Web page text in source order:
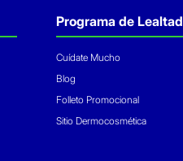
Programa de Lealtad
Cuídate Mucho
Blog
Folleto Promocional
Sitio Dermocosmética